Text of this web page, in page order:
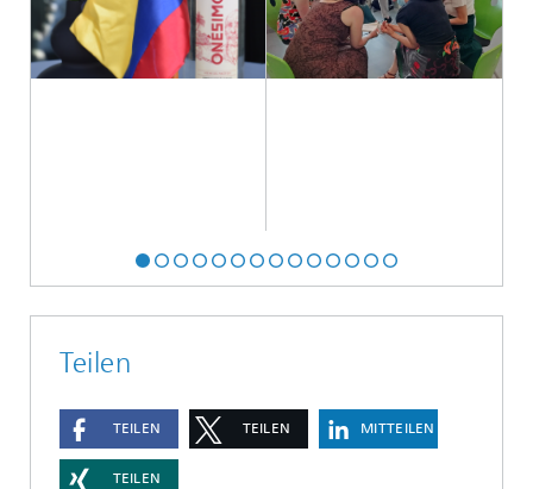
Teilen
TEILEN TEILEN MITTEILEN
TEILEN